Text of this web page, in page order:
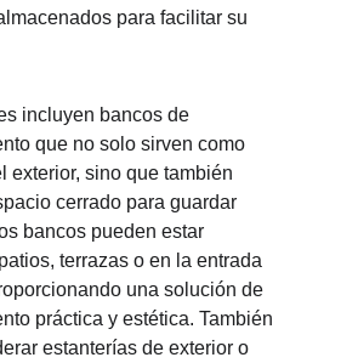
para facilitar su
incluyen bancos de
que no solo sirven como
exterior, sino que también
cerrado para guardar
bancos pueden estar
terrazas o en la entrada
una solución de
práctica y estética. También
estanterías de exterior o